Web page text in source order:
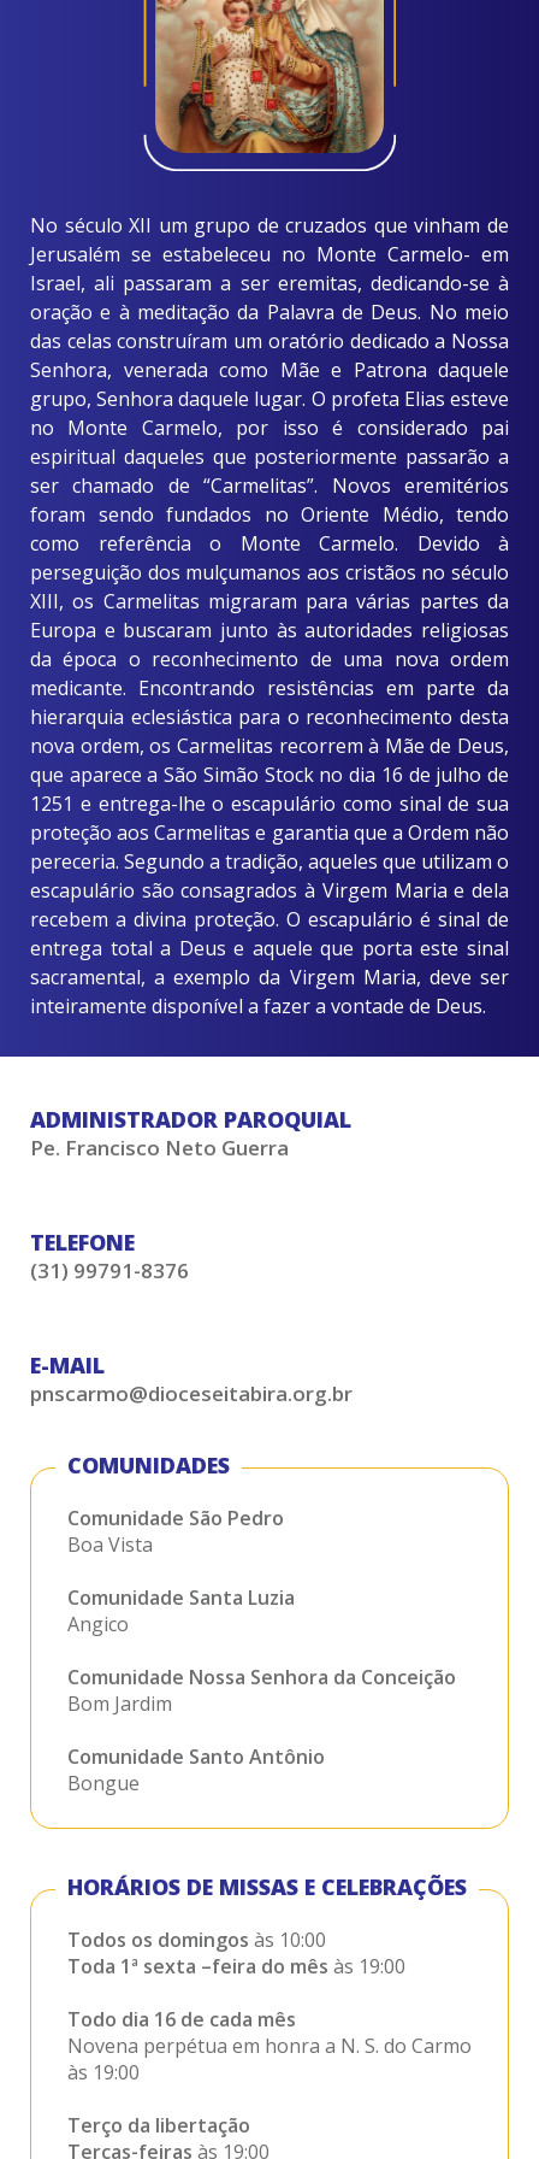
No século XII um grupo de cruzados que vinham de
Jerusalém se estabeleceu no Monte Carmelo- em
Israel, ali passaram a ser eremitas, dedicando-se à
oração e à meditação da Palavra de Deus. No meio
das celas construíram um oratório dedicado a Nossa
Senhora, venerada como Mãe e Patrona daquele
grupo, Senhora daquele lugar. O profeta Elias esteve
no Monte Carmelo, por isso é considerado pai
espiritual daqueles que posteriormente passarão a
ser chamado de “Carmelitas”. Novos eremitérios
foram sendo fundados no Oriente Médio, tendo
como referência o Monte Carmelo. Devido à
perseguição dos mulçumanos aos cristãos no século
XIII, os Carmelitas migraram para várias partes da
Europa e buscaram junto às autoridades religiosas
da época o reconhecimento de uma nova ordem
medicante. Encontrando resistências em parte da
hierarquia eclesiástica para o reconhecimento desta
nova ordem, os Carmelitas recorrem à Mãe de Deus,
que aparece a São Simão Stock no dia 16 de julho de
1251 e entrega-lhe o escapulário como sinal de sua
proteção aos Carmelitas e garantia que a Ordem não
pereceria. Segundo a tradição, aqueles que utilizam o
escapulário são consagrados à Virgem Maria e dela
recebem a divina proteção. O escapulário é sinal de
entrega total a Deus e aquele que porta este sinal
sacramental, a exemplo da Virgem Maria, deve ser
inteiramente disponível a fazer a vontade de Deus.
ADMINISTRADOR PAROQUIAL
Pe. Francisco Neto Guerra
TELEFONE
(31) 99791-8376
E-MAIL
pnscarmo@dioceseitabira.org.br
COMUNIDADES
Comunidade São Pedro
Boa Vista
Comunidade Santa Luzia
Angico
Comunidade Nossa Senhora da Conceição
Bom Jardim
Comunidade Santo Antônio
Bongue
Comunidade Nossa Senhora das Dores
Conquista
Cutucum
Comunidade Santa Maria Eterna
HORÁRIOS DE MISSAS E CELEBRAÇÕES
Todos os domingos às 10:00
Toda 1ª sexta –feira do mês às 19:00
Todo dia 16 de cada mês
Novena perpétua em honra a N. S. do Carmo
às 19:00
Terço da libertação
Terças-feiras às 19:00